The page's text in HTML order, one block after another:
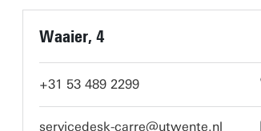
Waaier, 4
+31 53 489 2299
servicedesk-carre@utwente.nl